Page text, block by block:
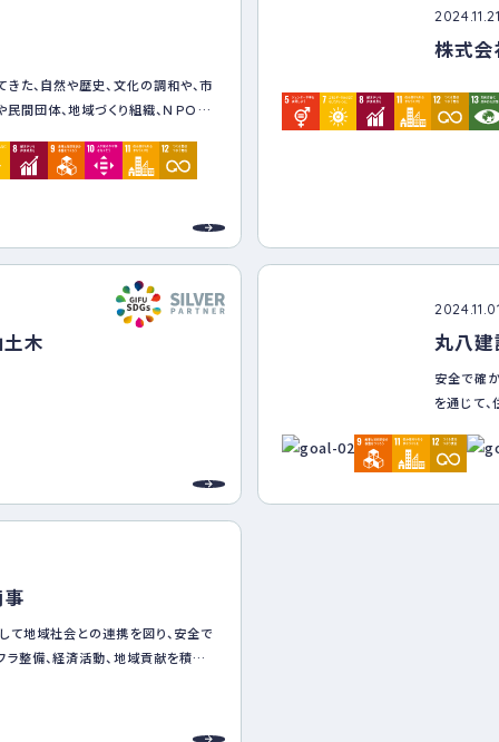
3️⃣地域社
地元・岐
続可能な
4️⃣パート
た、自然や歴史、文化の調和や、市
民間団体、地域づくり組織、ＮＰＯ法
や環境、社会のバランスを図りなが
っていく』という考え方は共通であ
と・しごと創生総合戦略」の中に位置
株式会
木 丸八
安全で確
を通じて
づくり』に
ワークラ
ナル育成
て地域社会との連携を図り、安全で
整備、経済活動、地域貢献を積極